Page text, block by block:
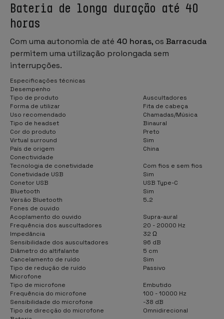
Bateria de longa duração até 40
horas
Com uma autonomia de até 40 horas, os Barracuda
permitem uma utilização prolongada sem
interrupções.
Especificações técnicas
Desempenho
Tipo de produto
Auscultadores
Forma de utilizar
Fita de cabeça
Uso recomendado
Chamadas/Música
Tipo de headset
Binaural
Cor do produto
Preto
Virtual surround
Sim
País de origem
China
Conectividade
Tecnologia de conetividade
Com fios e sem fios
Conetividade USB
Sim
Conetor USB
USB Type-C
Bluetooth
Sim
Versão Bluetooth
5.2
Fones de ouvido
Acoplamento do ouvido
Supra-aural
Frequência dos auscultadores
20 - 20000 Hz
Impedância
32 Ω
Sensibilidade dos auscultadores
96 dB
Diâmetro do altifalante
5 cm
Cancelamento de ruído
Sim
Tipo de redução de ruído
Passivo
Microfone
Tipo de microfone
Embutido
Frequência do microfone
100 - 10000 Hz
Sensibilidade do microfone
-38 dB
Tipo de direcção do microfone
Omnidirecional